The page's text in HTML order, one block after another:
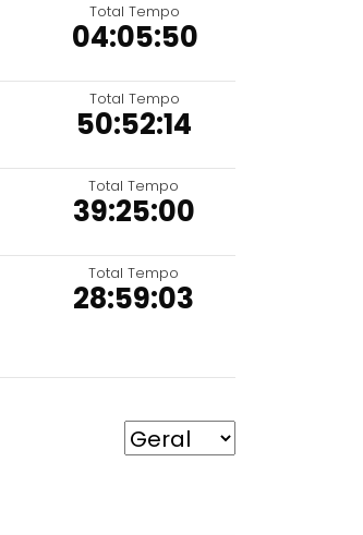
Total Tempo
04:05:50
Total Tempo
50:52:14
Total Tempo
39:25:00
Total Tempo
28:59:03